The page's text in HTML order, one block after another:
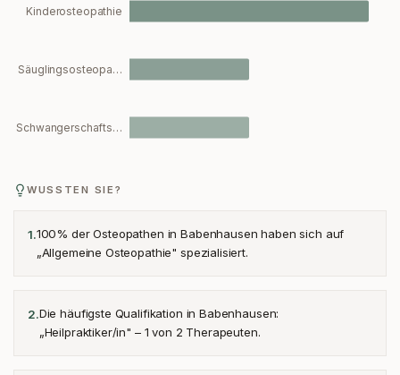
Kinderosteopathie
Säuglingsosteopa…
Schwangerschafts…
WUSSTEN SIE?
1.100% der Osteopathen in Babenhausen haben sich auf
„Allgemeine Osteopathie" spezialisiert.
2.Die häufigste Qualifikation in Babenhausen:
„Heilpraktiker/in" – 1 von 2 Therapeuten.